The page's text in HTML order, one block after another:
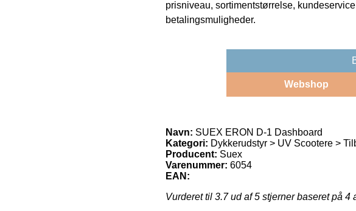
prisniveau, sortimentstørrelse,
betalingsmuligheder.
Webshop
Navn: SUEX ERON D-1 Dashboard
Kategori: Dykkerudstyr > UV Scootere >
Producent: Suex
Varenummer: 6054
EAN:
Vurderet til 3.7ud af 5 stjerner baseret på 4